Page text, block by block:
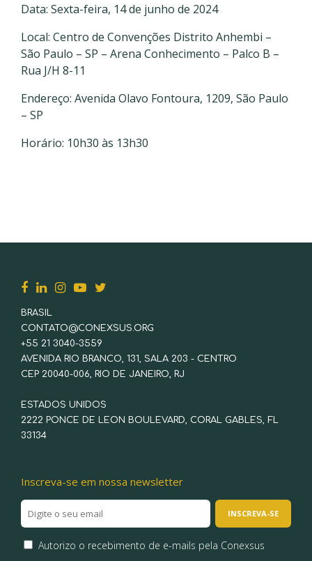
Data: Sexta-feira, 14 de junho de 2024
Local: Centro de Convenções Distrito Anhembi –
São Paulo – SP – Arena Conhecimento – Palco B –
Rua J/H 8-11
Endereço: Avenida Olavo Fontoura, 1209, São Paulo
– SP
Horário: 10h30 às 13h30
BRASIL
CONTATO@CONEXSUS.ORG
+55 21 3040-3559
AVENIDA RIO BRANCO, 131, SALA 203 - CENTRO
CEP 20040-006, RIO DE JANEIRO, RJ
ESTADOS UNIDOS
2222 PONCE DE LEON BOULEVARD, CORAL GABLES, FL
33134
Inscreva-se em nossa newsletter
Autorizo o recebimento de e-mails pela Conexsus